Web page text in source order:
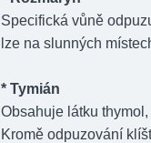
Specifická vůně
lze na slunných
* Tymián
Obsahuje látku
Kromě odpuzování